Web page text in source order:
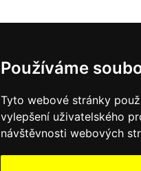
Používáme
Tyto webové stránky
vylepšení uživatelského
návštěvnosti webových